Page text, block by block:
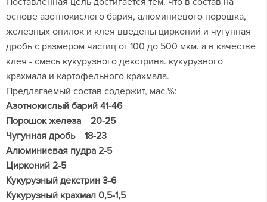
основе азотнокислого бария, алюминиевого порошка,
железных опилок и клея введены цирконий и чугунная
дробь с размером частиц от 100 до 500 мкм. а в качестве
клея - смесь кукурузного декстрина. кукурузного
крахмала и картофельного крахмала.
Предлагаемый состав содержит, мас.%:
Азотнокислый барий 41-46
Порошок железа 20-25
Чугунная дробь 18-23
Алюминиевая пудра 2-5
Цирконий 2-5
Кукурузный декстрин 3-6
Кукурузный крахмал 0,5-1,5